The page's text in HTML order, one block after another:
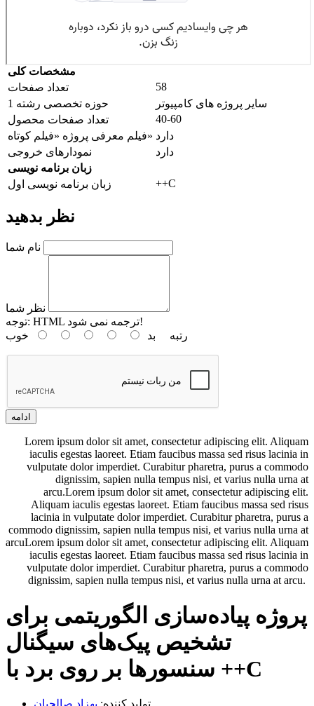
مشخصات کلی
تعداد صفحات
58
حوزه تخصصی رشته 1
سایر پروژه های کامپیوتر
تعداد صفحات محصول
40-60
فیلم معرفی پروژه «فیلم کوتاه» دارد
نمودارهای خروجی
دارد
زبان برنامه نویسی
زبان برنامه نویسی اول
++C
نظر بدهید
نام شما
نظر شما
توجه:
HTML ترجمه نمی شود!
رتبه بد خوب
ادامه
Lorem ipsum dolor sit amet, consectetur adipiscing elit. Aliquam
iaculis egestas laoreet. Etiam faucibus massa sed risus lacinia in
vulputate dolor imperdiet. Curabitur pharetra, purus a commodo
dignissim, sapien nulla tempus nisi, et varius nulla urna at
arcu.Lorem ipsum dolor sit amet, consectetur adipiscing elit.
Aliquam iaculis egestas laoreet. Etiam faucibus massa sed risus
lacinia in vulputate dolor imperdiet. Curabitur pharetra, purus a
commodo dignissim, sapien nulla tempus nisi, et varius nulla urna at
arcuLorem ipsum dolor sit amet, consectetur adipiscing elit. Aliquam
iaculis egestas laoreet. Etiam faucibus massa sed risus lacinia in
vulputate dolor imperdiet. Curabitur pharetra, purus a commodo
dignissim, sapien nulla tempus nisi, et varius nulla urna at arcu.
پروژه پیاده‌سازی الگوریتمی برای
تشخیص پیک‌های سیگنال
سنسورها بر روی برد با ++C